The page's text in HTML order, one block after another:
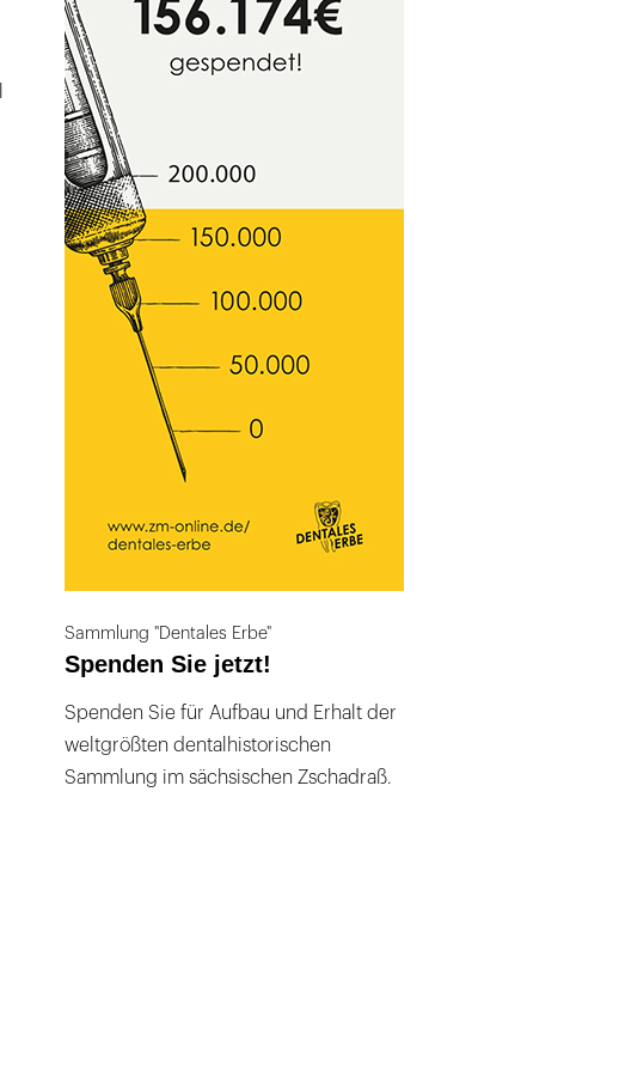
Sammlung "Dentales Erbe"
Spenden Sie jetzt!
Spenden Sie für Aufbau und Erhalt der
weltgrößten dentalhistorischen
Sammlung im sächsischen Zschadraß.